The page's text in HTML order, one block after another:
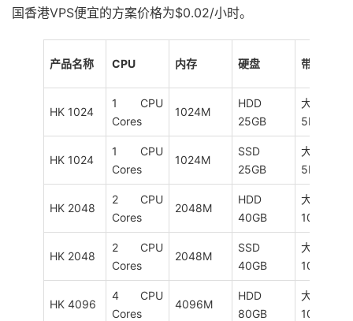
国香港VPS便宜的方案价格为$0.02/小时。
产品名称 CPU 内存 硬盘 带宽
HK 1024
1 CPU
Cores
1024M
HDD
25GB
大陆优化
5M
HK 1024
1 CPU
Cores
1024M
SSD
25GB
大陆优化
5M
HK 2048
2 CPU
Cores
2048M
HDD
40GB
大陆优化
10M
HK 2048
2 CPU
Cores
2048M
SSD
40GB
大陆优化
10M
HK 4096
4 CPU
Cores
4096M
HDD
80GB
大陆优化
10M